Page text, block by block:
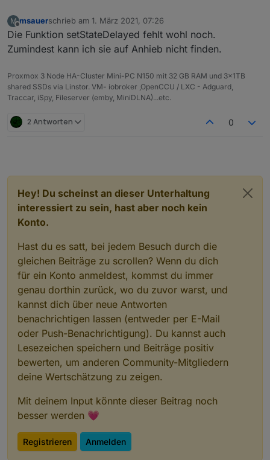
M
Offline
msauerschrieb am 1. März 2021, 07:26
zuletzt editiert von
Die Funktion setStateDelayed fehlt wohl noch.
Zumindest kann ich sie auf Anhieb nicht finden.
Proxmox 3 Node HA-Cluster Mini-PC N150 mit 32 GB RAM und 3x1TB
shared SSDs via Linstor. VM- iobroker ,OpenCCU / LXC - Adguard,
Traccar, iSpy, Fileserver (emby, MiniDLNA)...etc.
2 Antworten 0
Hey! Du scheinst an dieser Unterhaltung
interessiert zu sein, hast aber noch kein
Konto.
Hast du es satt, bei jedem Besuch durch die
gleichen Beiträge zu scrollen? Wenn du dich
für ein Konto anmeldest, kommst du immer
genau dorthin zurück, wo du zuvor warst, und
kannst dich über neue Antworten
benachrichtigen lassen (entweder per E-Mail
oder Push-Benachrichtigung). Du kannst auch
Lesezeichen speichern und Beiträge positiv
bewerten, um anderen Community-Mitgliedern
deine Wertschätzung zu zeigen.
Mit deinem Input könnte dieser Beitrag noch
besser werden 💗
Registrieren Anmelden